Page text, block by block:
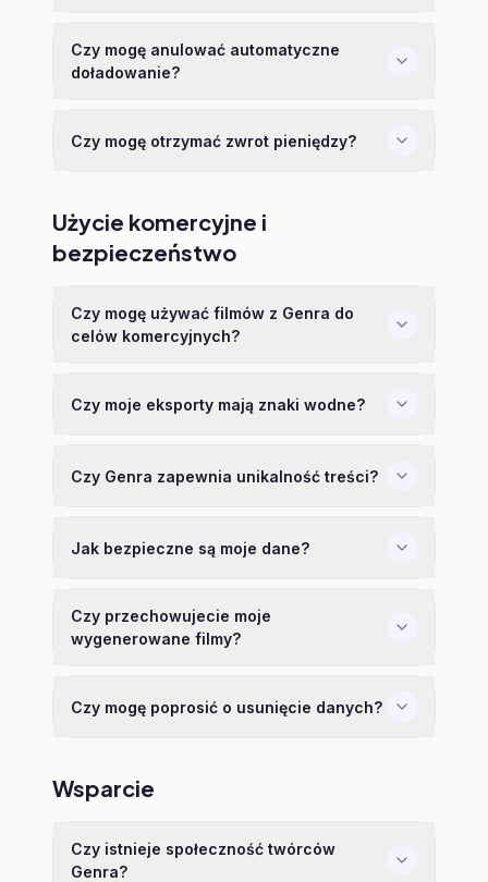
Czy mogę anulować automatyczne
doładowanie?
Czy mogę otrzymać zwrot pieniędzy?
Użycie komercyjne i
bezpieczeństwo
Czy mogę używać filmów z Genra do
celów komercyjnych?
Czy moje eksporty mają znaki wodne?
Czy Genra zapewnia unikalność treści?
Jak bezpieczne są moje dane?
Czy przechowujecie moje
wygenerowane filmy?
Czy mogę poprosić o usunięcie danych?
Wsparcie
Czy istnieje społeczność twórców
Genra?